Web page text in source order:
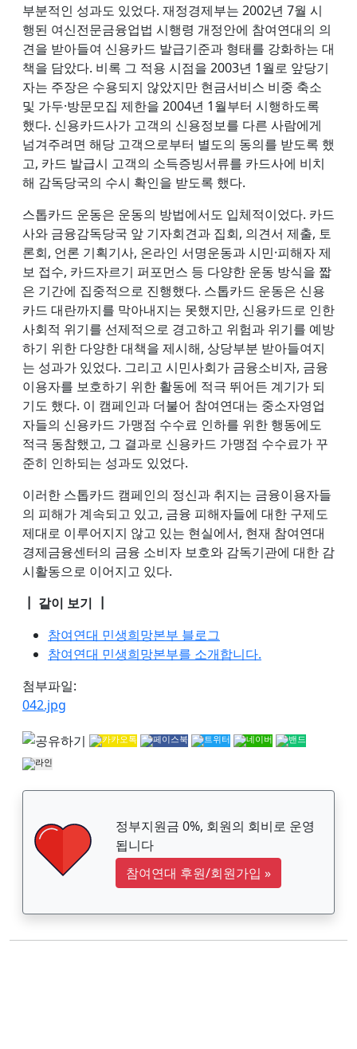
부분적인 성과도 있었다. 재정경제부는 2002년 7월 시
행된 여신전문금융업법 시행령 개정안에 참여연대의 의
견을 받아들여 신용카드 발급기준과 형태를 강화하는 대
책을 담았다. 비록 그 적용 시점을 2003년 1월로 앞당기
자는 주장은 수용되지 않았지만 현금서비스 비중 축소
및 가두·방문모집 제한을 2004년 1월부터 시행하도록
했다. 신용카드사가 고객의 신용정보를 다른 사람에게
넘겨주려면 해당 고객으로부터 별도의 동의를 받도록 했
고, 카드 발급시 고객의 소득증빙서류를 카드사에 비치
해 감독당국의 수시 확인을 받도록 했다.
스톱카드 운동은 운동의 방법에서도 입체적이었다. 카드
사와 금융감독당국 앞 기자회견과 집회, 의견서 제출, 토
론회, 언론 기획기사, 온라인 서명운동과 시민·피해자 제
보 접수, 카드자르기 퍼포먼스 등 다양한 운동 방식을 짧
은 기간에 집중적으로 진행했다. 스톱카드 운동은 신용
카드 대란까지를 막아내지는 못했지만, 신용카드로 인한
사회적 위기를 선제적으로 경고하고 위험과 위기를 예방
하기 위한 다양한 대책을 제시해, 상당부분 받아들여지
는 성과가 있었다. 그리고 시민사회가 금융소비자, 금융
이용자를 보호하기 위한 활동에 적극 뛰어든 계기가 되
기도 했다. 이 캠페인과 더불어 참여연대는 중소자영업
자들의 신용카드 가맹점 수수료 인하를 위한 행동에도
적극 동참했고, 그 결과로 신용카드 가맹점 수수료가 꾸
준히 인하되는 성과도 있었다.
이러한 스톱카드 캠페인의 정신과 취지는 금융이용자들
의 피해가 계속되고 있고, 금융 피해자들에 대한 구제도
제대로 이루어지지 않고 있는 현실에서, 현재 참여연대
경제금융센터의 금융 소비자 보호와 감독기관에 대한 감
시활동으로 이어지고 있다.
┃ 같이 보기 ┃
참여연대 민생희망본부 블로그
참여연대 민생희망본부를 소개합니다.
첨부파일:
042.jpg
정부지원금 0%, 회원의 회비로 운영
됩니다
참여연대 후원/회원가입 »